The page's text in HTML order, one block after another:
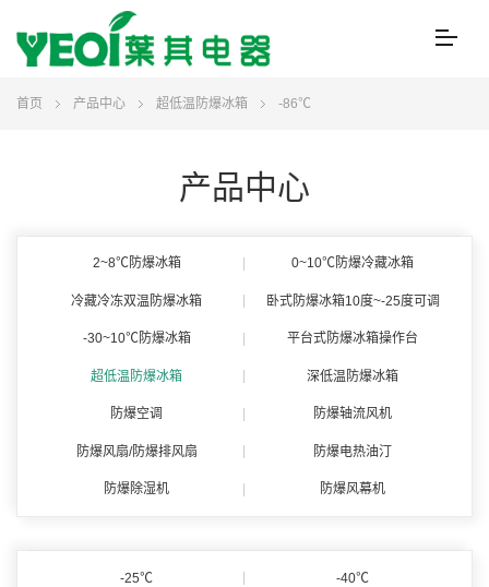
首页 产品中心 超低温防爆冰箱 -86℃
产品中心
2~8℃防爆冰箱 0~10℃防爆冷藏冰箱
冷藏冷冻双温防爆冰箱 卧式防爆冰箱10度~-25度可调
-30~10℃防爆冰箱 平台式防爆冰箱操作台
超低温防爆冰箱 深低温防爆冰箱
防爆空调 防爆轴流风机
防爆风扇/防爆排风扇 防爆电热油汀
防爆除湿机 防爆风幕机
-25℃ -40℃